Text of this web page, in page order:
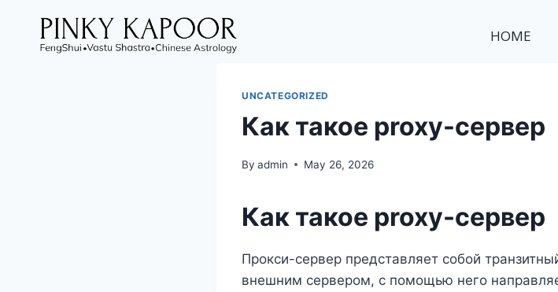
HOME
UNCATEGORIZED
Как такое proxy-сервер
By admin May 26, 2026
Как такое proxy-сервер
Прокси-сервер представляет собой
внешним сервером, с помощью него